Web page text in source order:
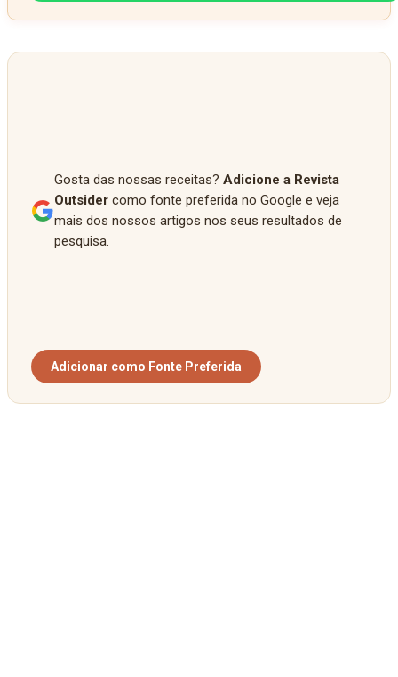
Gosta das nossas receitas? Adicione a Revista
Outsider como fonte preferida no Google e veja
mais dos nossos artigos nos seus resultados de
pesquisa.
Adicionar como Fonte Preferida